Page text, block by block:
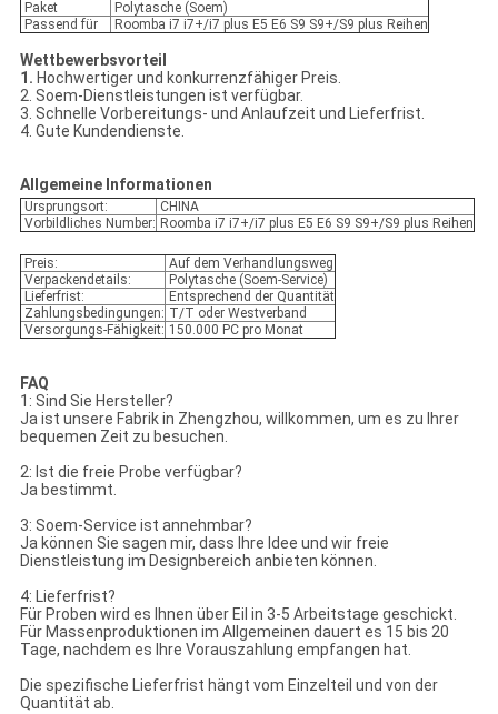
Paket
Polytasche (Soem)
Passend für
Roomba i7 i7+/i7 plus E5 E6 S9 S9+/S9 plus Reihen
Wettbewerbsvorteil
1. Hochwertiger und konkurrenzfähiger Preis.
2. Soem-Dienstleistungen ist verfügbar.
3. Schnelle Vorbereitungs- und Anlaufzeit und Lieferfrist.
4. Gute Kundendienste.
Allgemeine Informationen
Ursprungsort:
CHINA
Vorbildliches Number: Roomba i7 i7+/i7 plus E5 E6 S9 S9+/S9 plus Reihen
Preis:
Auf dem Verhandlungsweg
Verpackendetails:
Polytasche (Soem-Service)
Lieferfrist:
Entsprechend der Quantität
Zahlungsbedingungen: T/T oder Westverband
Versorgungs-Fähigkeit: 150.000 PC pro Monat
FAQ
1: Sind Sie Hersteller?
Ja ist unsere Fabrik in Zhengzhou, willkommen, um es zu Ihrer
bequemen Zeit zu besuchen.
2: Ist die freie Probe verfügbar?
Ja bestimmt.
3: Soem-Service ist annehmbar?
Ja können Sie sagen mir, dass Ihre Idee und wir freie
Dienstleistung im Designbereich anbieten können.
4: Lieferfrist?
Für Proben wird es Ihnen über Eil in 3-5 Arbeitstage geschickt.
Für Massenproduktionen im Allgemeinen dauert es 15 bis 20
Tage, nachdem es Ihre Vorauszahlung empfangen hat.
Die spezifische Lieferfrist hängt vom Einzelteil und von der
Quantität ab.